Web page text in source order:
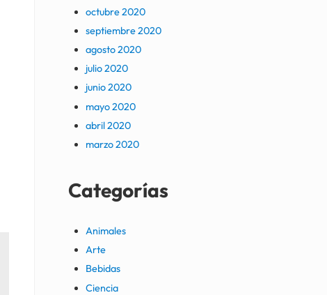
octubre 2020
septiembre 2020
agosto 2020
julio 2020
junio 2020
mayo 2020
abril 2020
marzo 2020
Categorías
Animales
Arte
Bebidas
Ciencia